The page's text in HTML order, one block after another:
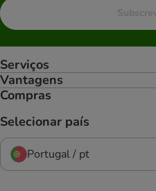
Serviços
Vantagens
Compras
Selecionar país
Portugal / pt